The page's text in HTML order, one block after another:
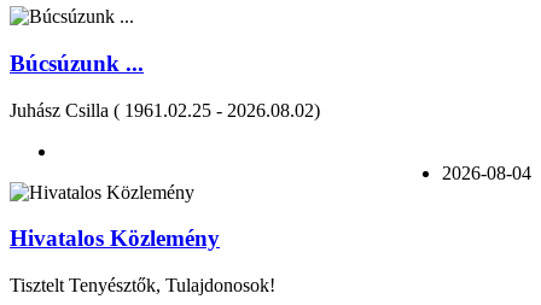
Búcsúzunk ...
Juhász Csilla ( 1961.02.25 - 2026.08.02)
2026-08-04
Hivatalos Közlemény
Tisztelt Tenyésztők, Tulajdonosok!